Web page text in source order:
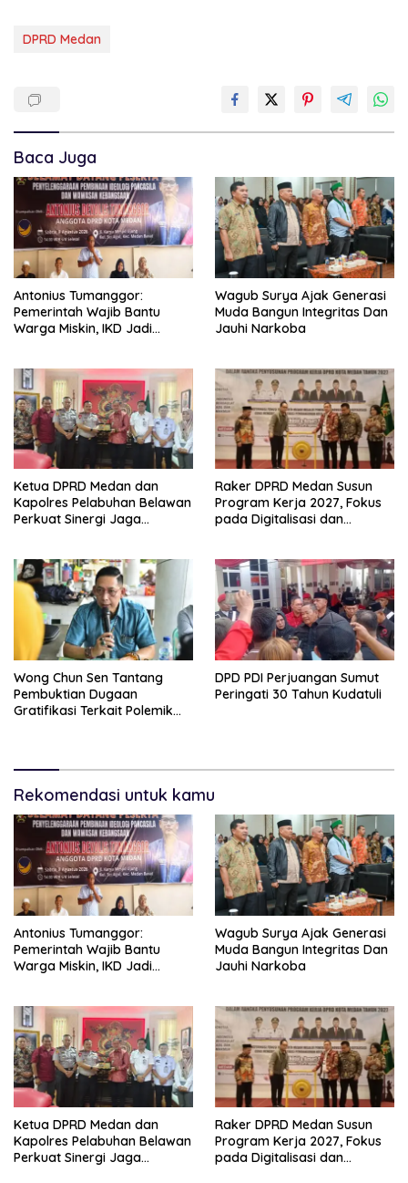
DPRD Medan
Baca Juga
Antonius Tumanggor:
Pemerintah Wajib Bantu
Warga Miskin, IKD Jadi
Wagub Surya Ajak Generasi
Muda Bangun Integritas Dan
Jauhi Narkoba
Ketua DPRD Medan dan
Kapolres Pelabuhan Belawan
Perkuat Sinergi Jaga
Belawan
Raker DPRD Medan Susun
Program Kerja 2027, Fokus
pada Digitalisasi dan
Wong Chun Sen Tantang
Pembuktian Dugaan
Gratifikasi Terkait Polemik
DPD PDI Perjuangan Sumut
Peringati 30 Tahun Kudatuli
Rekomendasi untuk kamu
Antonius Tumanggor:
Pemerintah Wajib Bantu
Warga Miskin, IKD Jadi
Wagub Surya Ajak Generasi
Muda Bangun Integritas Dan
Jauhi Narkoba
Ketua DPRD Medan dan
Kapolres Pelabuhan Belawan
Perkuat Sinergi Jaga
Raker DPRD Medan Susun
Program Kerja 2027, Fokus
pada Digitalisasi dan